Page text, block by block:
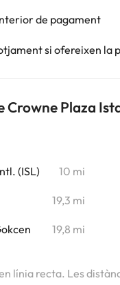
de pagament
si ofereixen
Crowne Plaza
(ISL) 10 mi
19,3 mi
19,8 mi
línia recta. Les